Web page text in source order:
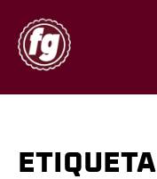
ETIQUETA